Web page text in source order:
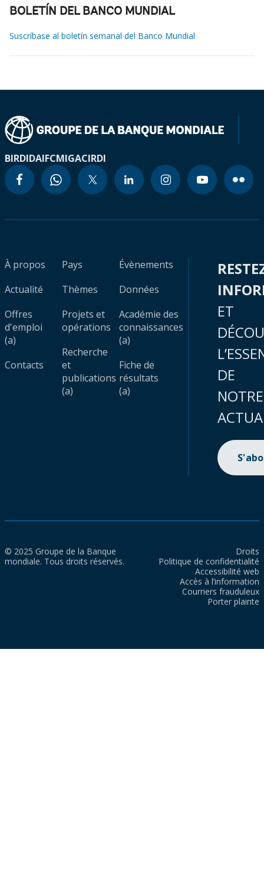
BOLETÍN DEL BANCO MUNDIAL
Suscríbase al boletín semanal del Banco Mundial
BIRDIDAIFCMIGACIRDI
À propos
Actualité
Offres
d'emploi
(a)
Contacts
Pays
Thèmes
Projets et
opérations
Recherche
et
publications
(a)
Évènements
Données
Académie des
connaissances
(a)
Fiche de
résultats
(a)
ET
DE
NOTRE
© 2025 Groupe de la Banque
mondiale. Tous droits réservés.
Droits
Politique de confidentialité
Accessibilité web
Accès à l’information
Courriers frauduleux
Porter plainte